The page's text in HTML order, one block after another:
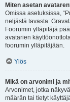
Miten asetan
Omissa asetuksissa,
neljästä tavasta:
Foorumin ylläpitäjä
avatarien
foorumin ylläpitäjään.
Ylös
Mikä on arvonimi ja
Arvonimet, jotka
määrän tai tietyt